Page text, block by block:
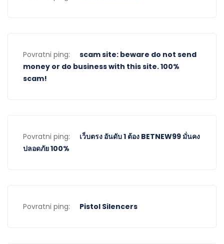
Povratni ping:
scam site: beware do not send
money or do business with this site. 100%
scam!
Povratni ping:
เว็บตรง อันดับ 1 ต้อง BETNEW99 มั่นคง
ปลอดภัย 100%
Povratni ping: Pistol Silencers